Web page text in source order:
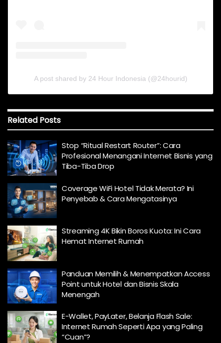
A post shared by 24 Hour Indonesia (@24hourid)
Related Posts
Stop “Ritual Restart Router”: Cara
Profesional Menangani Internet Bisnis yang
Tiba-Tiba Drop
Coverage WiFi Hotel Tidak Merata? Ini
Penyebab & Cara Mengatasinya
Streaming 4K Bikin Boros Kuota: Ini Cara
Hemat Internet Rumah
Panduan Memilih & Menempatkan Access
Point untuk Hotel dan Bisnis Skala
Menengah
E-Wallet, PayLater, Belanja Flash Sale:
Internet Rumah Seperti Apa yang Paling
“Cuan”?